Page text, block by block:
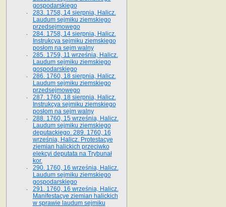
gospodarskiego
283. 1758, 14 sierpnia, Halicz.
Laudum sejmiku ziemskiego
przedsejmowego
284. 1758, 14 sierpnia, Halicz.
Instrukcya sejmiku ziemskiego
posłom na sejm walny
285. 1759, 11 września, Halicz.
Laudum sejmiku ziemskiego
gospodarskiego
286. 1760, 18 sierpnia, Halicz.
Laudum sejmiku ziemskiego
przedsejmowego
287. 1760, 18 sierpnia, Halicz.
Instrukcya sejmiku ziemskiego
posłom na sejm walny
288. 1760, 15 września, Halicz.
Laudum sejmiku ziemskiego
deputackiego. 289. 1760, 16
września, Halicz. Protestacye
ziemian halickich przeciwko
elekcyi deputata na Trybunał
kor.
290. 1760, 16 września, Halicz.
Laudum sejmiku ziemskiego
gospodarskiego
291. 1760, 16 września, Halicz.
Manifestacye ziemian halickich
w sprawie laudum sejmiku